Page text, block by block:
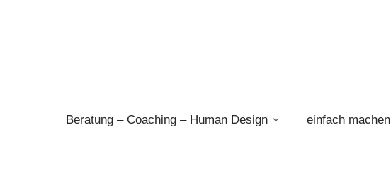
Beratung – Coaching – Human Design einfach machen